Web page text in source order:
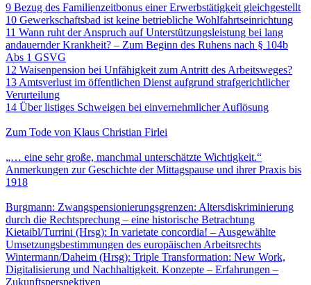
9 Bezug des Familienzeitbonus einer Erwerbstätigkeit gleichgestellt
10 Gewerkschaftsbad ist keine betriebliche Wohlfahrtseinrichtung
11 Wann ruht der Anspruch auf Unterstützungsleistung bei lang
andauernder Krankheit? – Zum Beginn des Ruhens nach § 104b
Abs 1 GSVG
12 Waisenpension bei Unfähigkeit zum Antritt des Arbeitsweges?
13 Amtsverlust im öffentlichen Dienst aufgrund strafgerichtlicher
Verurteilung
14 Über listiges Schweigen bei einvernehmlicher Auflösung
Zum Tode von Klaus Christian Firlei
„… eine sehr große, manchmal unterschätzte Wichtigkeit.“
Anmerkungen zur Geschichte der Mittagspause und ihrer Praxis bis
1918
Burgmann: Zwangspensionierungsgrenzen: Altersdiskriminierung
durch die Rechtsprechung – eine historische Betrachtung
Kietaibl/Turrini (Hrsg): In varietate concordia! – Ausgewählte
Umsetzungsbestimmungen des europäischen Arbeitsrechts
Wintermann/Daheim (Hrsg): Triple Transformation: New Work,
Digitalisierung und Nachhaltigkeit. Konzepte – Erfahrungen –
Zukunftsperspektiven